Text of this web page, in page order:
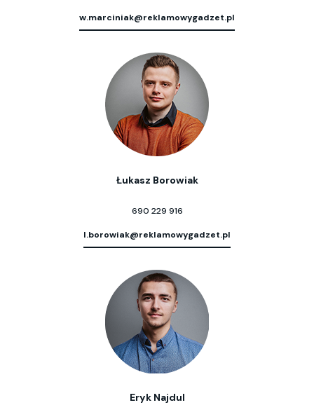
w.marciniak@reklamowygadzet.pl
Łukasz Borowiak
690 229 916
l.borowiak@reklamowygadzet.pl
Eryk Najdul